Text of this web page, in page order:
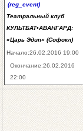
(reg_event)
Театральный клуб
КУЛЬТБАТ•АВАНГАРД:
«Царь Эдип» (Софокл)
Начало:26.02.2016 19:00
Окончание:26.02.2016
22:00